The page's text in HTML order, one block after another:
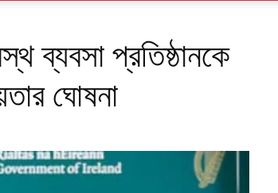
ব্যবসা প্রতিষ্ঠানকে
ঘোষনা